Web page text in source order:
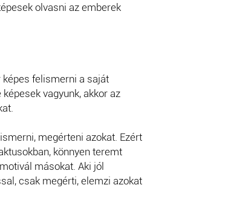
olvasni az emberek
képes felismerni a saját
vagyunk, akkor az
megérteni azokat. Ezért
könnyen teremt
másokat. Aki jól
csak megérti, elemzi azokat